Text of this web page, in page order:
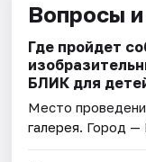
Вопросы
Где пройдет
БЛИК для
Место
галерея. Город —